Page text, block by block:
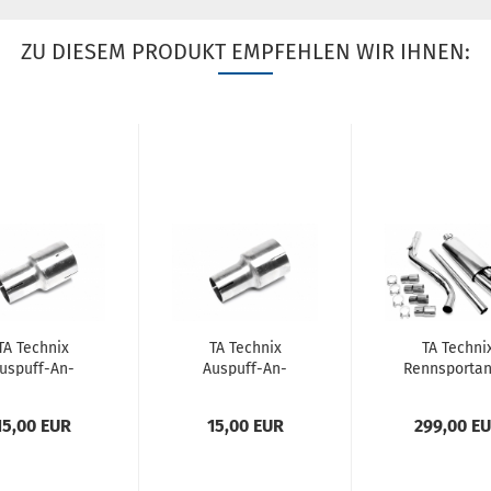
ZU DIESEM PRODUKT EMPFEHLEN WIR IHNEN:
Tech­nix
​​An­
63,5mm
EUR
TA Tech­nix
Auspuff-​​An­
63,5mm
15,00 EUR
TA
Golf II
299,00